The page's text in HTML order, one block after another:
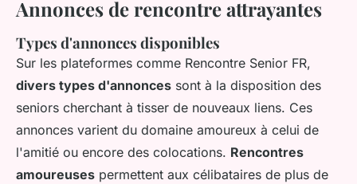
Annonces de rencontre attrayantes
Types d'annonces disponibles
Sur les plateformes comme Rencontre Senior FR,
divers types d'annonces sont à la disposition des
seniors cherchant à tisser de nouveaux liens. Ces
annonces varient du domaine amoureux à celui de
l'amitié ou encore des colocations. Rencontres
amoureuses permettent aux célibataires de plus de